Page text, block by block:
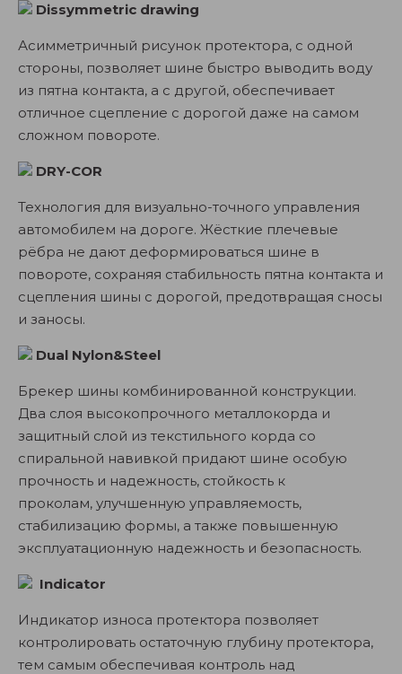
Dissymmetric drawing
Асимметричный рисунок протектора, с одной
стороны, позволяет шине быстро выводить воду
из пятна контакта, а с другой, обеспечивает
отличное сцепление с дорогой даже на самом
сложном повороте.
DRY-COR
Технология для визуально-точного управления
автомобилем на дороге. Жёсткие плечевые
рёбра не дают деформироваться шине в
повороте, сохраняя стабильность пятна контакта и
сцепления шины с дорогой, предотвращая сносы
и заносы.
Dual Nylon&Steel
Брекер шины комбинированной конструкции.
Два слоя высокопрочного металлокорда и
защитный слой из текстильного корда со
спиральной навивкой придают шине особую
прочность и надежность, стойкость к
проколам, улучшенную управляемость,
стабилизацию формы, а также повышенную
эксплуатационную надежность и безопасность.
Indicator
Индикатор износа протектора позволяет
контролировать остаточную глубину протектора,
тем самым обеспечивая контроль над